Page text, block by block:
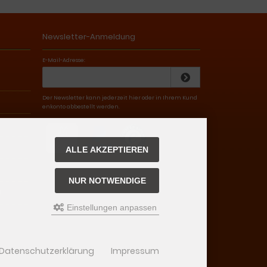
Newsletter-Anmeldung
E-Mail-Adresse:
Der Newsletter kann jederzeit hier oder in Ihrem Kund
enkonto abbestellt werden.
ALLE AKZEPTIEREN
NUR NOTWENDIGE
Einstellungen anpassen
Datenschutzerklärung Impressum